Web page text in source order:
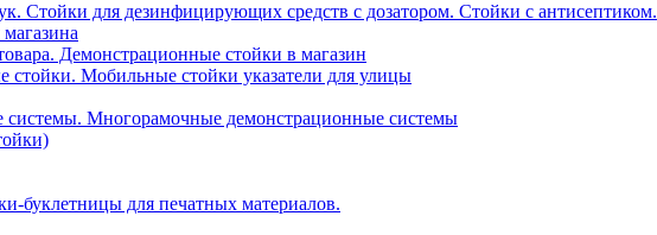
Стойки для дезинфицирующих средств с дозатором. Стойки с антисептиком.
Демонстрационные стойки в магазин
Мобильные стойки указатели для улицы
Многорамочные демонстрационные системы
буклетницы для печатных материалов.